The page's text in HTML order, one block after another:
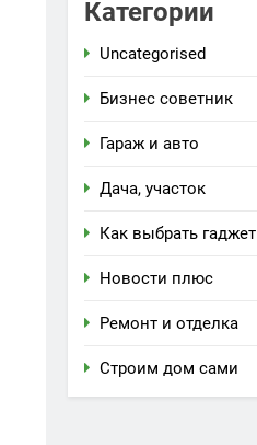
Категории
Uncategorised
Бизнес советник
Гараж и авто
Дача, участок
Как выбрать гаджет
Новости плюс
Ремонт и отделка
Строим дом сами